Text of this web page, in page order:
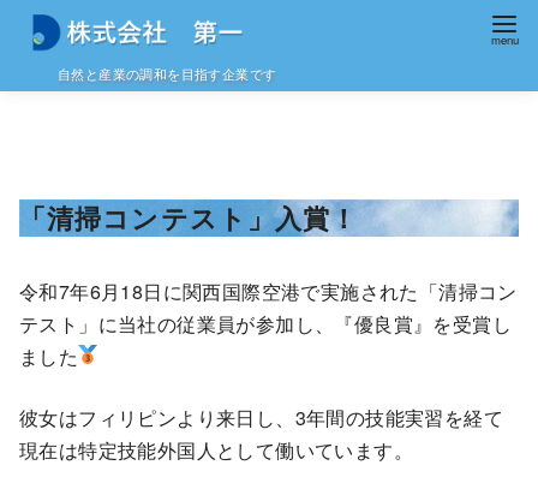
自然と産業の調和を目指す企業です
「清掃コンテスト」入賞！
令和7年6月18日に関西国際空港で実施された「清掃コン
テスト」に当社の従業員が参加し、『優良賞』を受賞し
ました
彼女はフィリピンより来日し、3年間の技能実習を経て
現在は特定技能外国人として働いています。